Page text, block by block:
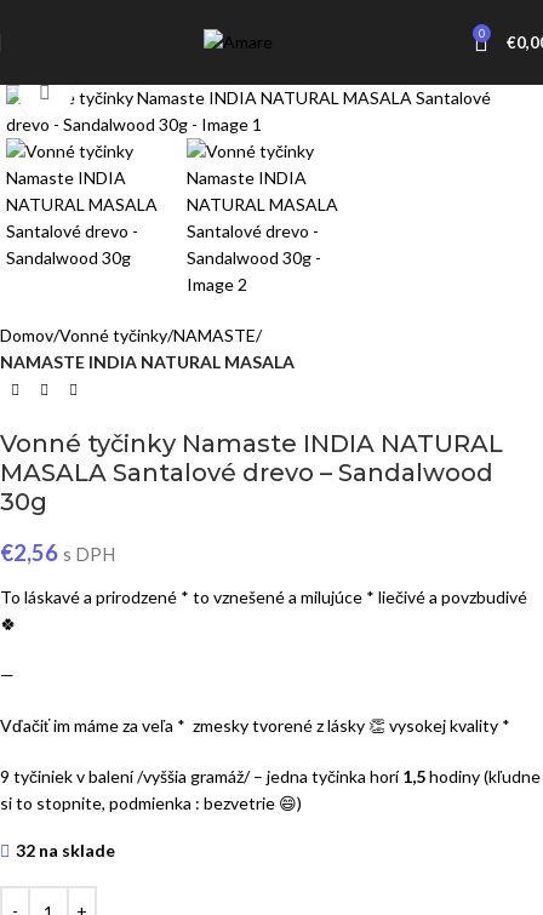
0 €
Click to enlarge
Domov Vonné tyčinky NAMASTE
NAMASTE INDIA NATURAL MASALA
Vonné tyčinky Namaste INDIA NATURAL
MASALA Santalové drevo – Sandalwood
30g
€2,56 s DPH
To láskavé a prirodzené * to vznešené a milujúce * liečivé a povzbudivé
🍀
—
Vďačiť im máme za veľa * zmesky tvorené z lásky👏 vysokej kvality *
9 tyčiniek v balení /vyššia gramáž/ – jedna tyčinka horí1,5hodiny (kľudne
si to stopnite, podmienka : bezvetrie 😄)
32 na sklade